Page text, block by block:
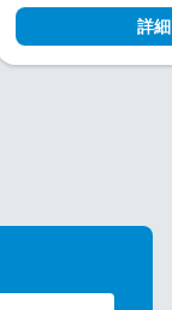
詳細